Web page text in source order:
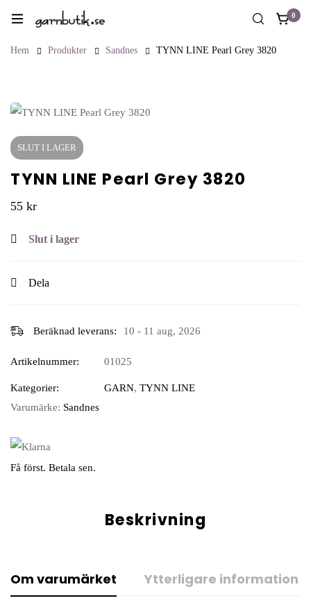
0
Hem Produkter Sandnes TYNN LINE Pearl Grey 3820
SLUT I LAGER
TYNN LINE Pearl Grey 3820
55 kr
Slut i lager
Dela
Beräknad leverans: 10 - 11 aug, 2026
Artikelnummer: 01025
Kategorier: GARN, TYNN LINE
Varumärke: Sandnes
Få först. Betala sen.
Beskrivning
Om varumärket Ytterligare information